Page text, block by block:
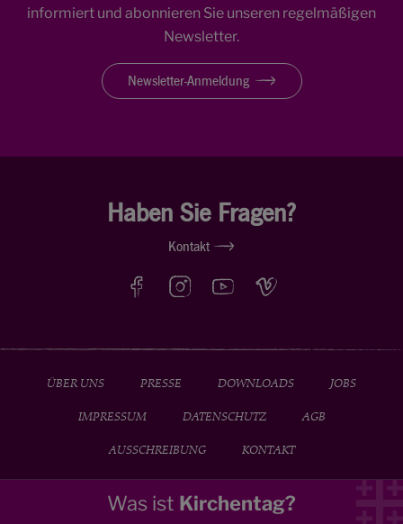
informiert und abonnieren Sie unseren regelmäßigen
Newsletter.
Newsletter-Anmeldung
Haben Sie Fragen?
Kontakt
ÜBER UNS PRESSE DOWNLOADS JOBS
IMPRESSUM DATENSCHUTZ AGB
AUSSCHREIBUNG KONTAKT
Was ist Kirchentag?